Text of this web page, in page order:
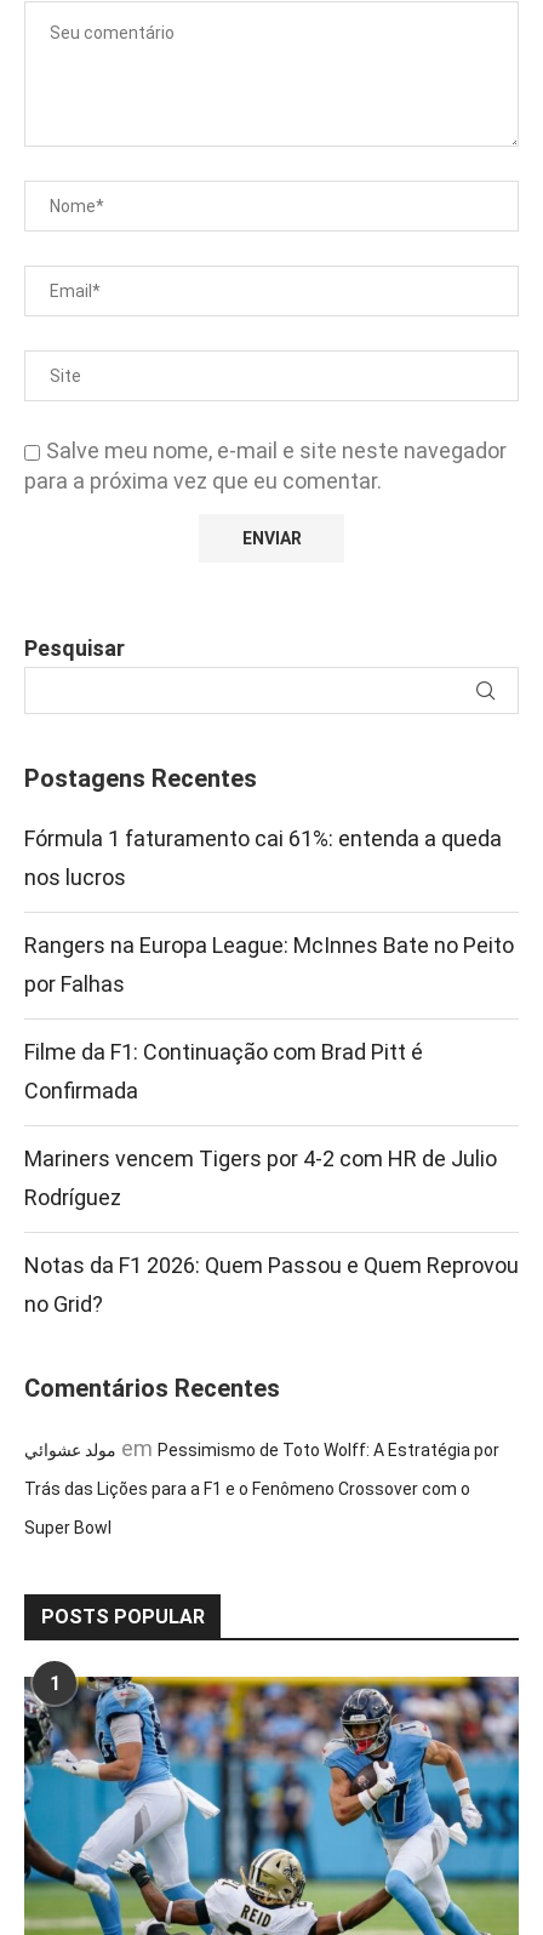
Salve meu nome, e-mail e site neste navegador
para a próxima vez que eu comentar.
Pesquisar
Postagens Recentes
Fórmula 1 faturamento cai 61%: entenda a queda
nos lucros
Rangers na Europa League: McInnes Bate no Peito
por Falhas
Filme da F1: Continuação com Brad Pitt é
Confirmada
Mariners vencem Tigers por 4-2 com HR de Julio
Rodríguez
Notas da F1 2026: Quem Passou e Quem Reprovou
no Grid?
Comentários Recentes
مولد عشوائي em Pessimismo de Toto Wolff: A Estratégia por
Trás das Lições para a F1 e o Fenômeno Crossover com o
Super Bowl
POSTS POPULAR
1